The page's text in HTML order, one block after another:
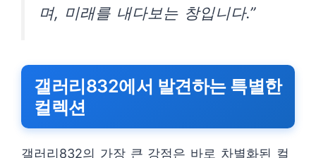
며, 미래를 내다보는 창입니다.”
갤러리832에서 발견하는 특별한
컬렉션
갤러리832의 가장 큰 강점은 바로 차별화된 컬